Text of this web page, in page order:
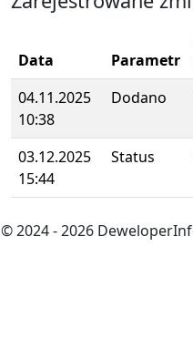
Data Parametr
04.11.2025
10:38
Dodano
03.12.2025
15:44
Status
© 2024- 2026